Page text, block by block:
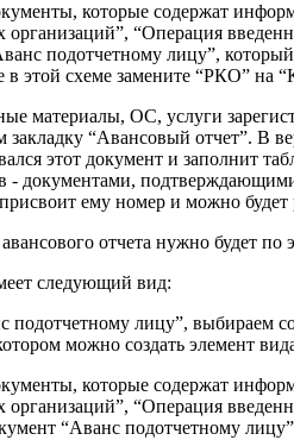
которые содержат
организаций”, “Операция
подотчетному лицу”,
в этой схеме замените “РКО” на
материалы, ОС, услуги
“Авансовый отчет”. В
этот документ и заполнит
- документами,
ему номер и можно будет
отчета нужно будет
следующий вид:
лицу”, выбираем
можно создать элемент
которые содержат
организаций”, “Операция
“Аванс подотчетному лицу”